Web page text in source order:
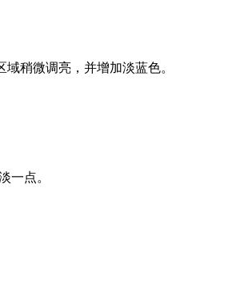
稍微调亮，并增加淡蓝色。
一点。